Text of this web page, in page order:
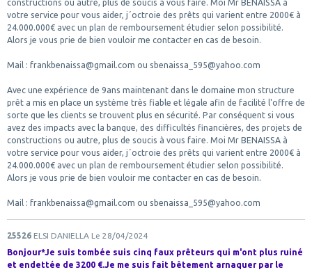
constructions ou autre, plus de soucis à vous faire. Moi Mr BENAISSA à
votre service pour vous aider, j´octroie des prêts qui varient entre 2000€ à
24.000.000€ avec un plan de remboursement étudier selon possibilité.
Alors je vous prie de bien vouloir me contacter en cas de besoin.
Mail : frankbenaissa@gmail.com ou sbenaissa_595@yahoo.com
Avec une expérience de 9ans maintenant dans le domaine mon structure
prêt a mis en place un système très fiable et légale afin de facilité l'offre de
sorte que les clients se trouvent plus en sécurité. Par conséquent si vous
avez des impacts avec la banque, des difficultés financières, des projets de
constructions ou autre, plus de soucis à vous faire. Moi Mr BENAISSA à
votre service pour vous aider, j´octroie des prêts qui varient entre 2000€ à
24.000.000€ avec un plan de remboursement étudier selon possibilité.
Alors je vous prie de bien vouloir me contacter en cas de besoin.
Mail : frankbenaissa@gmail.com ou sbenaissa_595@yahoo.com
25526 ELSI DANIELLA Le 28/04/2024
Bonjour*Je suis tombée suis cinq faux prêteurs qui m'ont plus ruiné
et endettée de 3200 €.Je me suis fait bêtement arnaquer par le